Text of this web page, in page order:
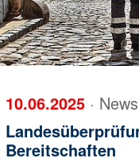
10.06.2025 ·
Bereitschaften